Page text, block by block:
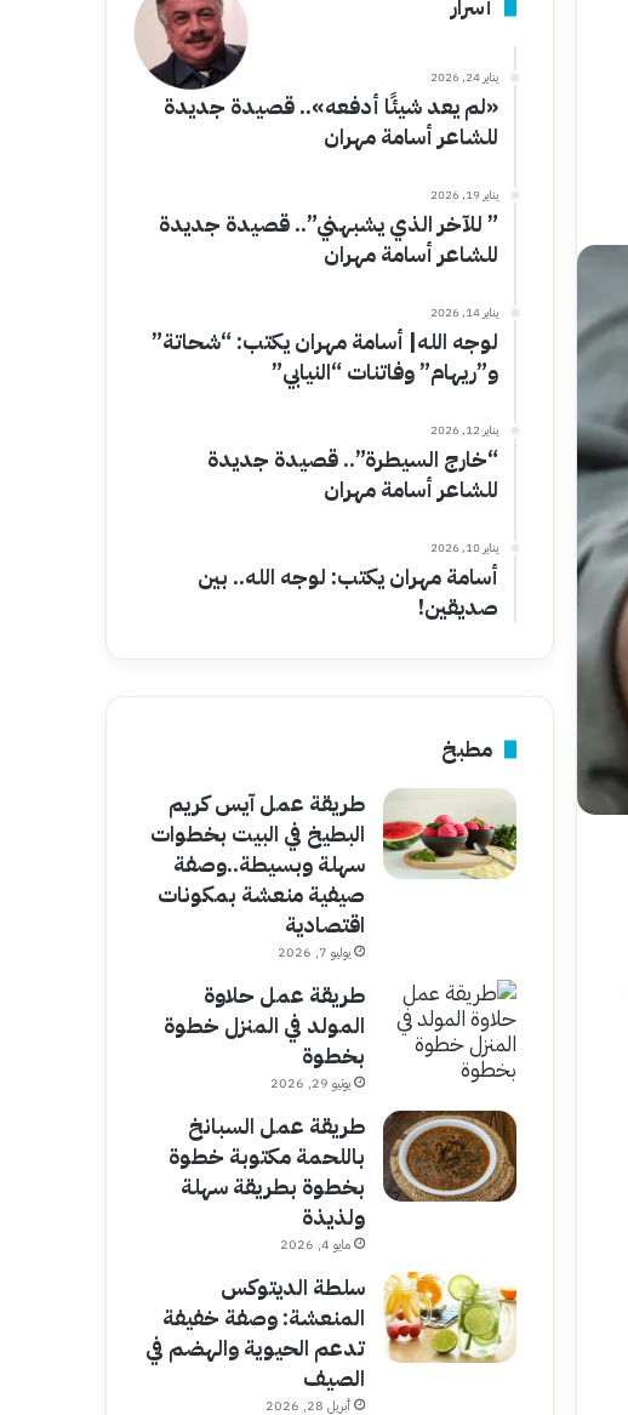
أسرار
يناير 24, 2026
«لم يعد شيئًا أدفعه».. قصيدة جديدة
للشاعر أسامة مهران
يناير 19, 2026
” للآخر الذي يشبهني”.. قصيدة جديدة
للشاعر أسامة مهران
يناير 14, 2026
لوجه الله| أسامة مهران يكتب: “شحاتة”
و”ريهام” وفاتنات “النيابي”
يناير 12, 2026
“خارج السيطرة”.. قصيدة جديدة
للشاعر أسامة مهران
يناير 10, 2026
أسامة مهران يكتب: لوجه الله.. بين
صديقين!
مطبخ
طريقة عمل آيس كريم
البطيخ في البيت بخطوات
سهلة وبسيطة..وصفة
صيفية منعشة بمكونات
اقتصادية
يوليو 7, 2026
طريقة عمل حلاوة
المولد في المنزل خطوة
بخطوة
يونيو 29, 2026
طريقة عمل السبانخ
باللحمة مكتوبة خطوة
بخطوة بطريقة سهلة
ولذيذة
مايو 4, 2026
سلطة الديتوكس
المنعشة: وصفة خفيفة
تدعم الحيوية والهضم في
الصيف
أبريل 28, 2026